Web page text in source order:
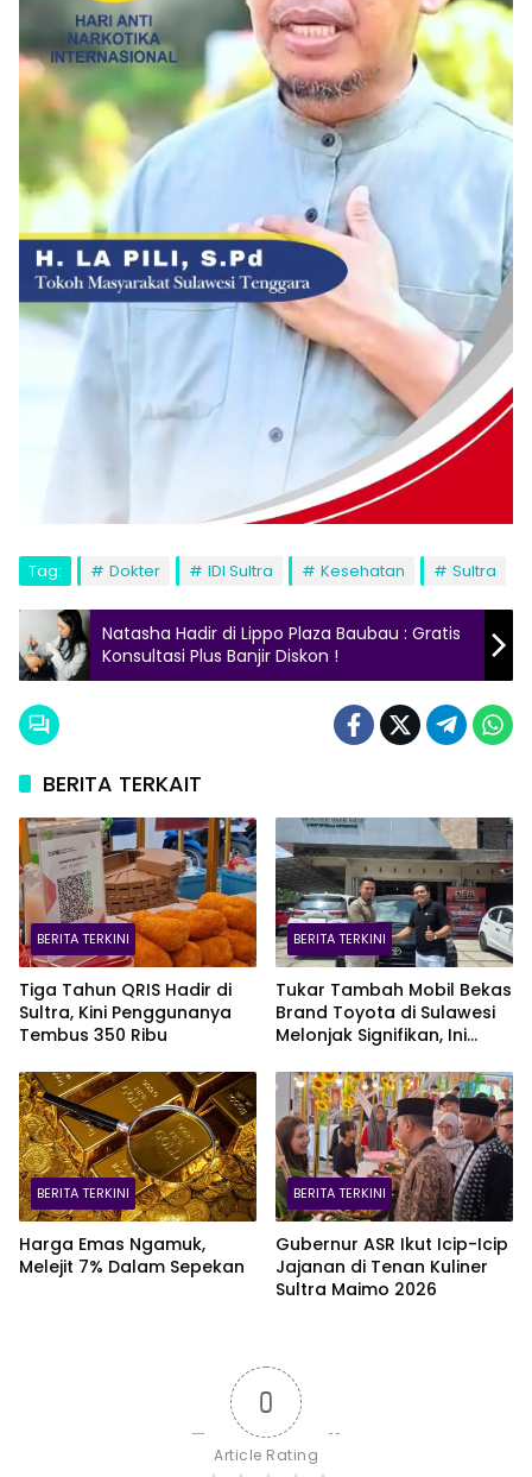
Tag: Dokter IDI Sultra Kesehatan Sultra
Natasha Hadir di Lippo Plaza Baubau : Gratis
Konsultasi Plus Banjir Diskon !
BERITA TERKAIT
BERITA TERKINI
Tiga Tahun QRIS Hadir di
Sultra, Kini Penggunanya
Tembus 350 Ribu
BERITA TERKINI
Tukar Tambah Mobil Bekas
Brand Toyota di Sulawesi
Melonjak Signifikan, Ini
BERITA TERKINI
Harga Emas Ngamuk,
Melejit 7% Dalam Sepekan
BERITA TERKINI
Gubernur ASR Ikut Icip-Icip
Jajanan di Tenan Kuliner
Sultra Maimo 2026
0
Article Rating